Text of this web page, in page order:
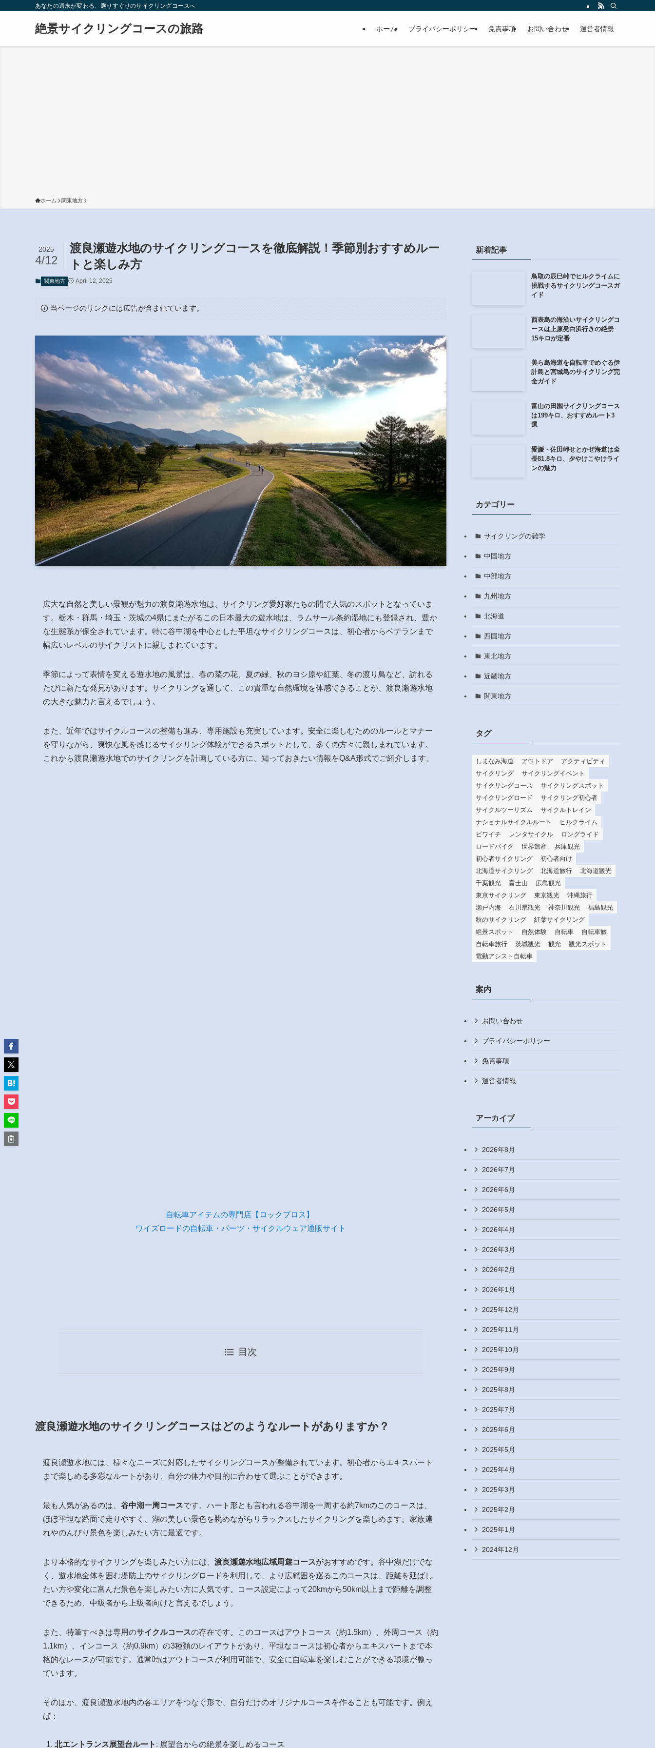
あなたの週末が変わる、選りすぐりのサイクリングコースへ
絶景サイクリングコースの旅路 ホーム プライバシーポリシー 免責事項 お問い合わせ 運営者情報
ホーム 関東地方
渡良瀬遊水地のサイクリングコースを徹底解説！季節別おすすめルー
トと楽しみ方
2025
4/12
関東地方 April 12, 2025
当ページのリンクには広告が含まれています。
広大な自然と美しい景観が魅力の渡良瀬遊水地は、サイクリング愛好家たちの間で人気のスポットとなっていま
す。栃木・群馬・埼玉・茨城の4県にまたがるこの日本最大の遊水地は、ラムサール条約湿地にも登録され、豊か
な生態系が保全されています。特に谷中湖を中心とした平坦なサイクリングコースは、初心者からベテランまで
幅広いレベルのサイクリストに親しまれています。
季節によって表情を変える遊水地の風景は、春の菜の花、夏の緑、秋のヨシ原や紅葉、冬の渡り鳥など、訪れる
たびに新たな発見があります。サイクリングを通して、この貴重な自然環境を体感できることが、渡良瀬遊水地
の大きな魅力と言えるでしょう。
また、近年ではサイクルコースの整備も進み、専用施設も充実しています。安全に楽しむためのルールとマナー
を守りながら、爽快な風を感じるサイクリング体験ができるスポットとして、多くの方々に親しまれています。
これから渡良瀬遊水地でのサイクリングを計画している方に、知っておきたい情報をQ&A形式でご紹介します。
自転車アイテムの専門店【ロックブロス】
ワイズロードの自転車・パーツ・サイクルウェア通販サイト
目次
渡良瀬遊水地のサイクリングコースはどのようなルートがありますか？
渡良瀬遊水地には、様々なニーズに対応したサイクリングコースが整備されています。初心者からエキスパート
まで楽しめる多彩なルートがあり、自分の体力や目的に合わせて選ぶことができます。
最も人気があるのは、 谷中湖一周コースです。ハート形とも言われる谷中湖を一周する約7kmのこのコースは、
ほぼ平坦な路面で走りやすく、湖の美しい景色を眺めながらリラックスしたサイクリングを楽しめます。家族連
れやのんびり景色を楽しみたい方に最適です。
より本格的なサイクリングを楽しみたい方には、 渡良瀬遊水地広域周遊コースがおすすめです。谷中湖だけでな
く、遊水地全体を囲む堤防上のサイクリングロードを利用して、より広範囲を巡るこのコースは、距離を延ばし
たい方や変化に富んだ景色を楽しみたい方に人気です。コース設定によって20kmから50km以上まで距離を調整
できるため、中級者から上級者向けと言えるでしょう。
また、特筆すべきは専用のサイクルコースの存在です。このコースはアウトコース（約1.5km）、外周コース（約
1.1km）、インコース（約0.9km）の3種類のレイアウトがあり、平坦なコースは初心者からエキスパートまで本
格的なレースが可能です。通常時はアウトコースが利用可能で、安全に自転車を楽しむことができる環境が整っ
ています。
そのほか、渡良瀬遊水地内の各エリアをつなぐ形で、自分だけのオリジナルコースを作ることも可能です。例え
ば：
北エントランス展望台ルート : 展望台からの絶景を楽しめるコース
新着記事
鳥取の辰巳峠でヒルクライムに
挑戦するサイクリングコースガ
イド
西表島の海沿いサイクリングコ
ースは上原発白浜行きの絶景
15キロが定番
美ら島海道を自転車でめぐる伊
計島と宮城島のサイクリング完
全ガイド
富山の田園サイクリングコース
は199キロ、おすすめルート3
選
愛媛・佐田岬せとかぜ海道は全
長81.8キロ、夕やけこやけライ
ンの魅力
カテゴリー
サイクリングの雑学
中国地方
中部地方
九州地方
北海道
四国地方
東北地方
近畿地方
関東地方
タグ
しまなみ海道 アウトドア
アクティビティ
サイクリング
サイクリングイベント
サイクリングコース
サイクリングスポット
サイクリングロード
サイクリング初心者
サイクルツーリズム
サイクルトレイン
ナショナルサイクルルート
ヒルクライム
ビワイチ
レンタサイクル
ロングライド
ロードバイク
世界遺産
兵庫観光
初心者サイクリング
初心者向け
北海道サイクリング
北海道旅行
北海道観光
千葉観光
富士山
広島観光
東京サイクリング
東京観光
沖縄旅行
瀬戸内海
石川県観光 神奈川観光
福島観光
秋のサイクリング
紅葉サイクリング
絶景スポット
自然体験 自転車
自転車旅
自転車旅行
茨城観光 観光
観光スポット
電動アシスト自転車
案内
お問い合わせ
プライバシーポリシー
免責事項
運営者情報
アーカイブ
2026年8月
2026年7月
2026年6月
2026年5月
2026年4月
2026年3月
2026年2月
2026年1月
2025年12月
2025年11月
2025年10月
2025年9月
2025年8月
2025年7月
2025年6月
2025年5月
2025年4月
2025年3月
2025年2月
2025年1月
2024年12月